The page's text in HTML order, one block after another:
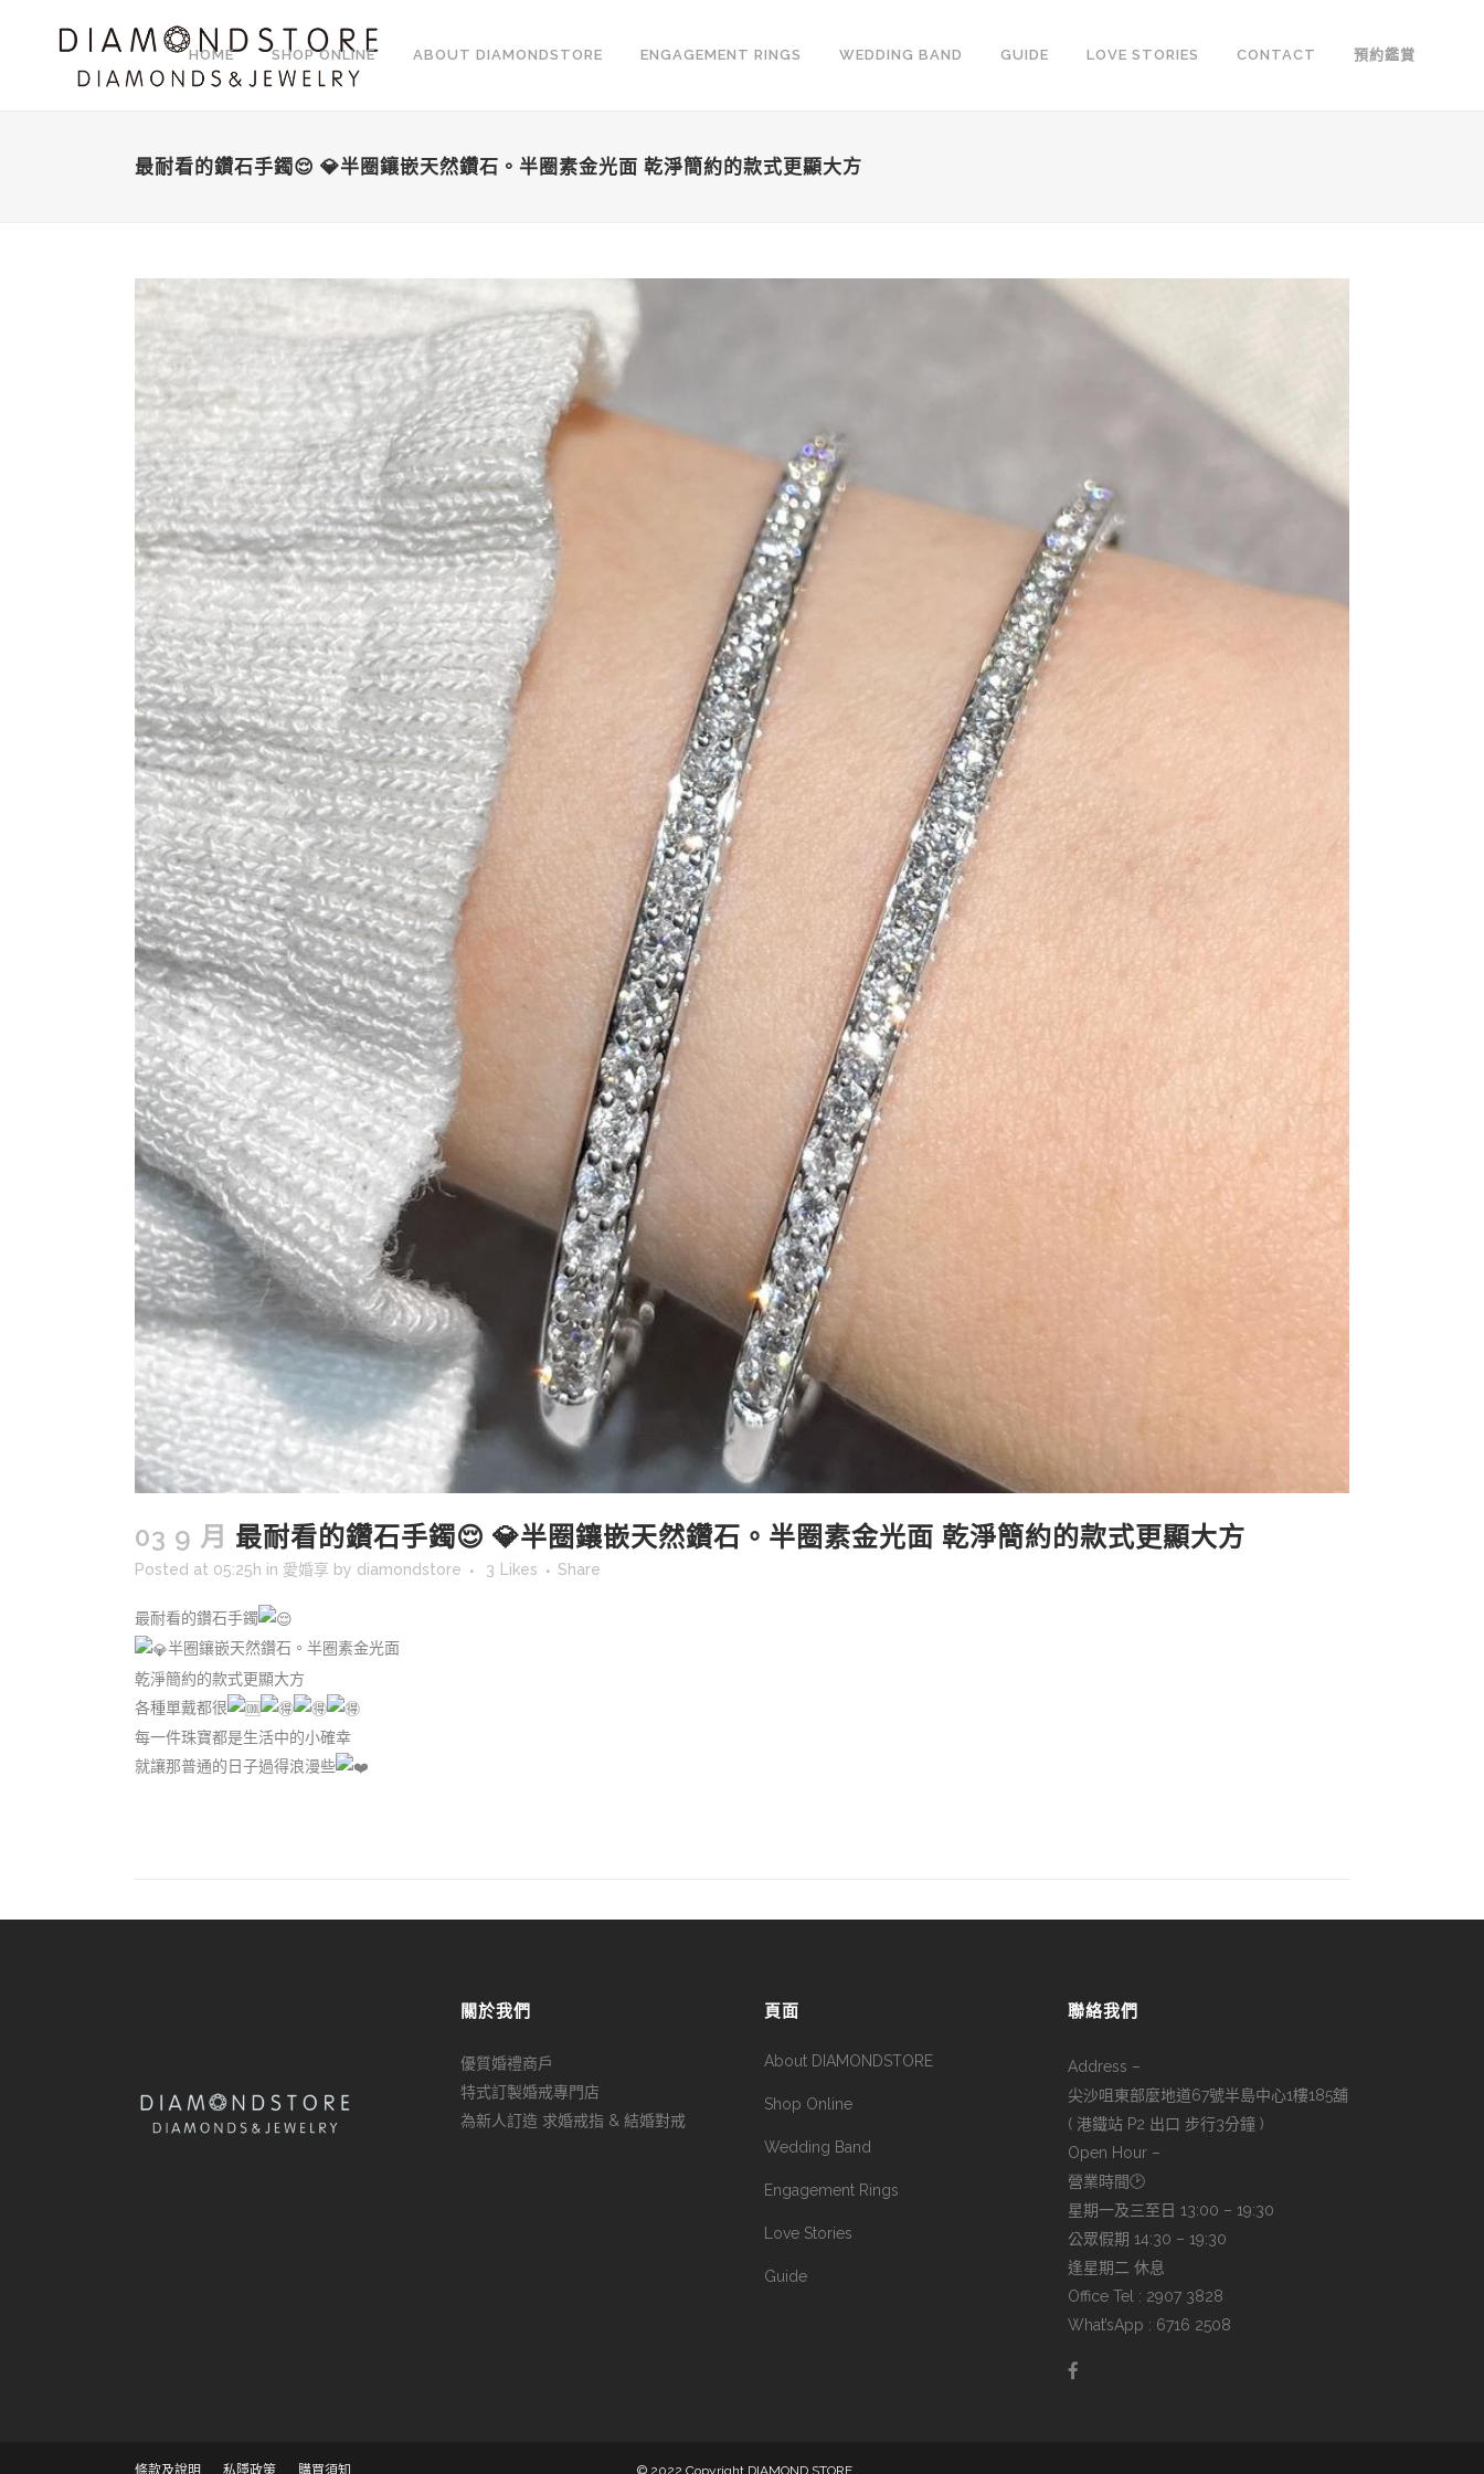
HOME SHOP ONLINE ABOUT DIAMONDSTORE ENGAGEMENT RINGS WEDDING BAND GUIDE LOVE STORIES CONTACT 預約鑑賞
最耐看的鑽石手鐲😌 💎半圈鑲嵌天然鑽石。半圈素金光面 乾淨簡約的款式更顯大方
03 9 月 最耐看的鑽石手鐲😌 💎半圈鑲嵌天然鑽石。半圈素金光面 乾淨簡約的款式更顯大方
Posted at 05:25h in 愛婚享 by diamondstore 3 Likes Share
最耐看的鑽石手鐲
半圈鑲嵌天然鑽石。半圈素金光面
乾淨簡約的款式更顯大方
各種單戴都很
每一件珠寶都是生活中的小確幸
就讓那普通的日子過得浪漫些
關於我們
優質婚禮商戶
特式訂製婚戒專門店
為新人訂造 求婚戒指 & 結婚對戒
頁面
About DIAMONDSTORE
Shop Online
Wedding Band
Engagement Rings
Love Stories
Guide
聯絡我們
Address –
尖沙咀東部麼地道67號半島中心1樓185舖
( 港鐵站 P2 出口 步行3分鐘 )
Open Hour –
營業時間🕑
星期一及三至日 13:00 – 19:30
公眾假期 14:30 – 19:30
逢星期二 休息
Office Tel : 2907 3828
What’sApp : 6716 2508
條款及說明 私隱政策 購買須知 © 2022 Copyright DIAMOND STORE